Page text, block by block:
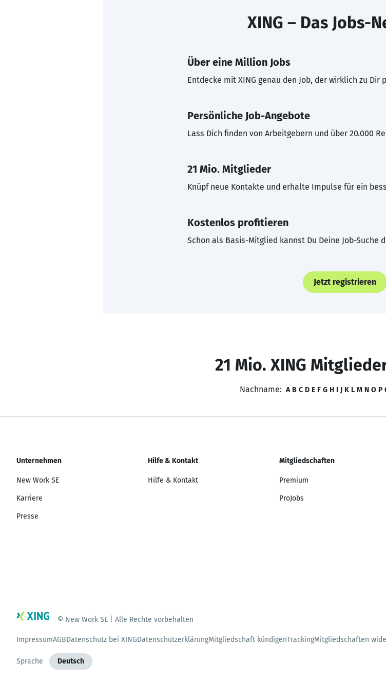
XING – Das Jobs-
Über eine Million Jobs
Entdecke mit XING genau den Job, der wirklich zu Dir
Persönliche Job-Angebote
Lass Dich finden von Arbeitgebern und über 20.000
21 Mio. Mitglieder
Knüpf neue Kontakte und erhalte Impulse für ein
Kostenlos profitieren
Schon als Basis-Mitglied kannst Du Deine Job-Suche
Jetzt registrieren
21 Mio. XING
Nachname: A B C D E F G H I J K L M N O P
Unternehmen
New Work SE
Karriere
Presse
Hilfe & Kontakt
Hilfe & Kontakt
Mitgliedschaften
Premium
ProJobs
© New Work SE | Alle Rechte vorbehalten
ImpressumAGBDatenschutz bei XINGDatenschutzerklärungMitgliedschaft kündigenTrackingMitgliedschaften
Sprache Deutsch